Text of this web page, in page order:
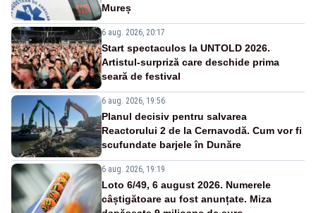
Mureș
6 aug. 2026, 20:17
Start spectaculos la UNTOLD 2026.
Artistul-surpriză care deschide prima
seară de festival
6 aug. 2026, 19:56
Planul decisiv pentru salvarea
Reactorului 2 de la Cernavodă. Cum vor fi
scufundate barjele în Dunăre
6 aug. 2026, 19:19
Loto 6/49, 6 august 2026. Numerele
câștigătoare au fost anunțate. Miza